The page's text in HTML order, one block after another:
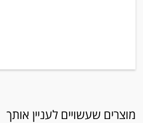
מוצרים שעשויים לעניין אותך